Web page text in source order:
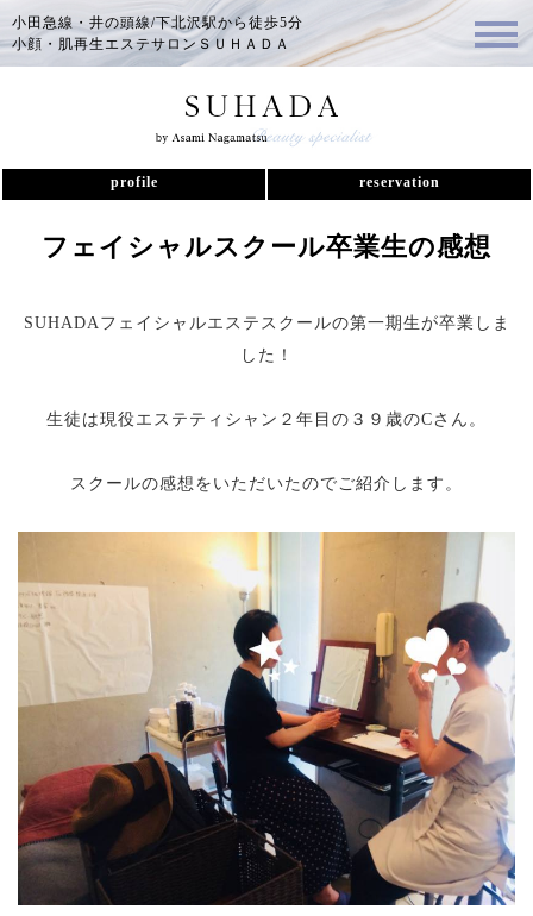
小田急線・井の頭線/下北沢駅から徒歩5分
小顔・肌再生エステサロンＳＵＨＡＤＡ
profile reservation
フェイシャルスクール卒業生の感想
SUHADAフェイシャルエステスクールの第一期生が卒業しま
した！
生徒は現役エステティシャン２年目の３９歳のCさん。
スクールの感想をいただいたのでご紹介します。